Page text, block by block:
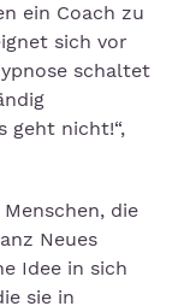
ein Coach zu
sich vor
schaltet
geht nicht!“,
die
Neues
Idee in sich
sie in